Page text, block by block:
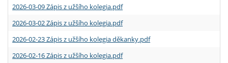
2026-03-09 Zápis z užšího kolegia.pdf
2026-03-02 Zápis z užšího kolegia.pdf
2026-02-23 Zápis z užšího kolegia děkanky.pdf
2026-02-16 Zápis z užšího kolegia.pdf